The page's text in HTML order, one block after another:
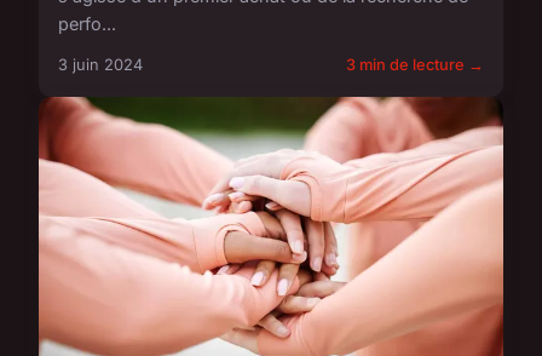
perfo...
3 juin 2024 3 min de lecture →